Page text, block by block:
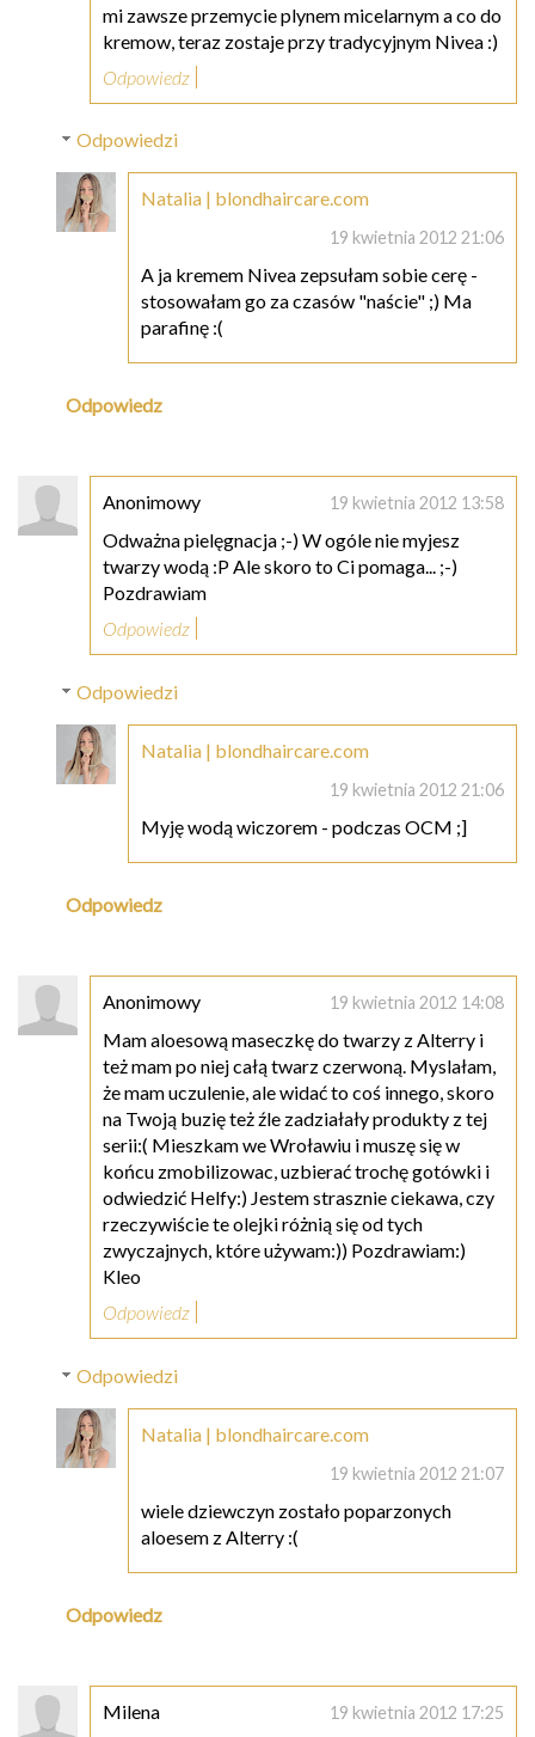
mi zawsze przemycie plynem micelarnym a co do
kremow, teraz zostaje przy tradycyjnym Nivea :)
Odpowiedz
Odpowiedzi
Natalia | blondhaircare.com
19 kwietnia 2012 21:06
A ja kremem Nivea zepsułam sobie cerę -
stosowałam go za czasów "naście" ;) Ma
parafinę :(
Odpowiedz
Anonimowy 19 kwietnia 2012 13:58
Odważna pielęgnacja ;-) W ogóle nie myjesz
twarzy wodą :P Ale skoro to Ci pomaga... ;-)
Pozdrawiam
Odpowiedz
Odpowiedzi
Natalia | blondhaircare.com
19 kwietnia 2012 21:06
Myję wodą wiczorem - podczas OCM ;]
Odpowiedz
Anonimowy 19 kwietnia 2012 14:08
Mam aloesową maseczkę do twarzy z Alterry i
też mam po niej całą twarz czerwoną. Myslałam,
że mam uczulenie, ale widać to coś innego, skoro
na Twoją buzię też źle zadziałały produkty z tej
serii:( Mieszkam we Wroławiu i muszę się w
końcu zmobilizowac, uzbierać trochę gotówki i
odwiedzić Helfy:) Jestem strasznie ciekawa, czy
rzeczywiście te olejki różnią się od tych
zwyczajnych, które używam:)) Pozdrawiam:)
Kleo
Odpowiedz
Odpowiedzi
Natalia | blondhaircare.com
19 kwietnia 2012 21:07
wiele dziewczyn zostało poparzonych
aloesem z Alterry :(
Odpowiedz
Milena 19 kwietnia 2012 17:25